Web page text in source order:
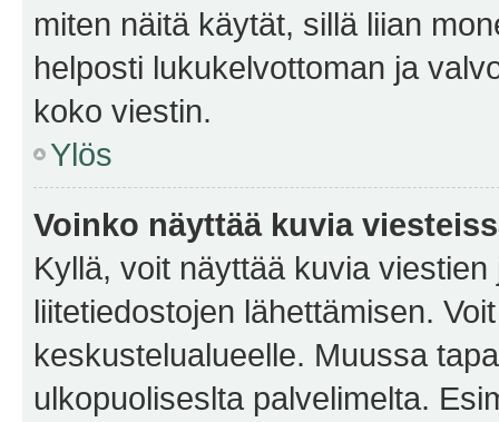
miten näitä käytät, sillä liian
helposti lukukelvottoman ja
koko viestin.
Ylös
Voinko näyttää kuvia
Kyllä, voit näyttää kuvia
liitetiedostojen lähettämisen.
keskustelualueelle. Muussa
ulkopuoliseslta palvelimelta.